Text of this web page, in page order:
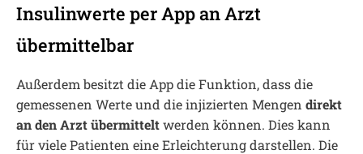
Insulinwerte per App an Arzt
übermittelbar
Außerdem besitzt die App die Funktion, dass die
gemessenen Werte und die injizierten Mengen direkt
an den Arzt übermitteltwerden können. Dies kann
für viele Patienten eine Erleichterung darstellen. Die